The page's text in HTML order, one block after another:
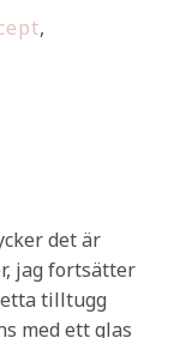
,
det är
jag fortsätter
tilltugg
med ett glas